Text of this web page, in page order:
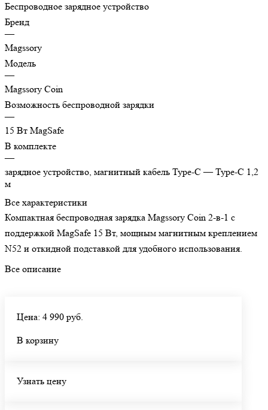
Беспроводное зарядное устройство
Бренд
—
Magssory
Модель
—
Magssory Coin
Возможность беспроводной зарядки
—
15 Вт MagSafe
В комплекте
—
зарядное устройство, магнитный кабель Type-C — Type-C 1,2
м
Все характеристики
Компактная беспроводная зарядка Magssory Coin 2-в-1 с
поддержкой MagSafe 15 Вт, мощным магнитным креплением
N52 и откидной подставкой для удобного использования.
Все описание
Цена: 4 990 руб.
В корзину
Узнать цену